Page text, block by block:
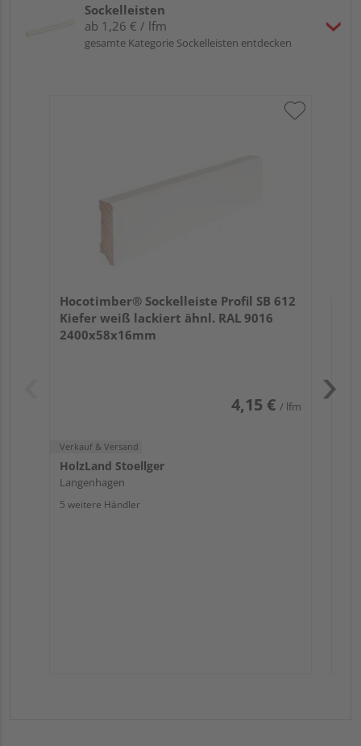
Sockelleisten
ab 1,26 € / lfm
gesamte Kategorie Sockelleisten entdecken
Hocotimber® Sockelleiste Profil SB 612
Kiefer weiß lackiert ähnl. RAL 9016
2400x58x16mm
4,15 € / lfm
Verkauf & Versand
HolzLand Stoellger
Langenhagen
5 weitere Händler